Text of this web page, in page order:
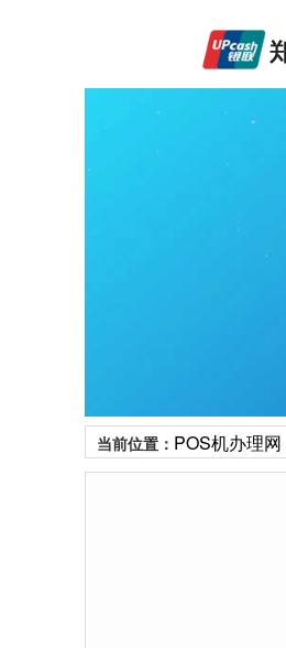
当前位置： POS机办理网